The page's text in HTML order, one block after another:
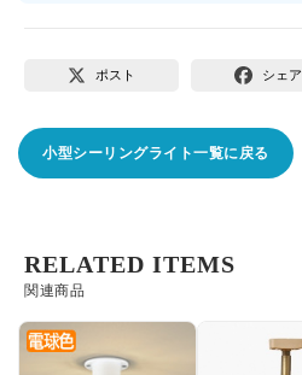
ポスト シェア
小型シーリングライト一覧に戻る
関連商品
RELATED ITEMS